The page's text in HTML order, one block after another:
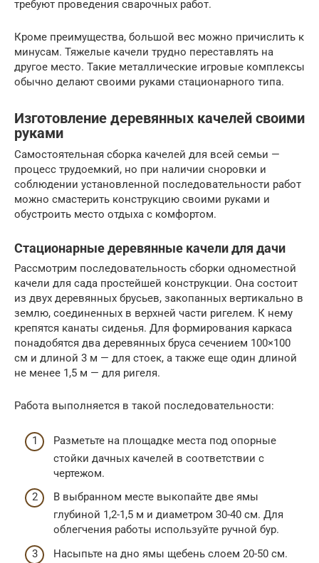
требуют проведения сварочных работ.
Кроме преимущества, большой вес можно причислить к
минусам. Тяжелые качели трудно переставлять на
другое место. Такие металлические игровые комплексы
обычно делают своими руками стационарного типа.
Изготовление деревянных качелей своими
руками
Самостоятельная сборка качелей для всей семьи —
процесс трудоемкий, но при наличии сноровки и
соблюдении установленной последовательности работ
можно смастерить конструкцию своими руками и
обустроить место отдыха с комфортом.
Стационарные деревянные качели для дачи
Рассмотрим последовательность сборки одноместной
качели для сада простейшей конструкции. Она состоит
из двух деревянных брусьев, закопанных вертикально в
землю, соединенных в верхней части ригелем. К нему
крепятся канаты сиденья. Для формирования каркаса
понадобятся два деревянных бруса сечением 100×100
см и длиной 3 м — для стоек, а также еще один длиной
не менее 1,5 м — для ригеля.
Работа выполняется в такой последовательности:
Разметьте на площадке места под опорные
стойки дачных качелей в соответствии с
чертежом.
В выбранном месте выкопайте две ямы
глубиной 1,2-1,5 м и диаметром 30-40 см. Для
облегчения работы используйте ручной бур.
Насыпьте на дно ямы щебень слоем 20-50 см.